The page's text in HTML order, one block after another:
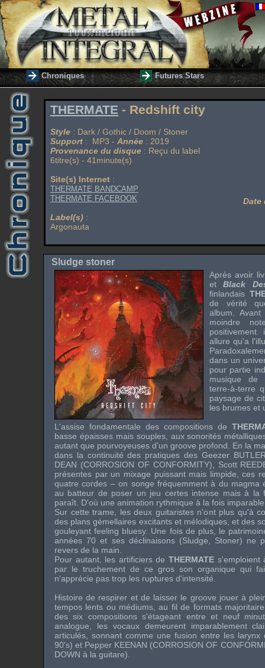
Chroniques Futures Stars
THERMATE - Redshift city
Style : Dark / Gothic / Doom / Stoner
Support : MP3 - Année : 2019
Provenance du disque : Reçu du label
6titre(s) - 41minute(s)
Site(s) Internet :
THERMATE BANDCAMP
THERMATE FACEBOOK
Label(s) :
Argonauta
Date
Sludge stoner
Après avoir
etBlack
finlandais
de vérité
album.
moindre
allure qu'a
dans un
pour partie
musique de
terre-à-terre
paysage de
les brumes et
L'assise fondamentale des compositions de
basse épaisses mais souples, aux sonorités
autant que pourvoyeuses d'un groove profond. En la
dans la continuité des pratiques des Geezer
DEAN (CORROSION OF CONFORMITY), Scott
présentes par un mixage puissant mais limpide, ces
quatre cordes – on songe fréquemment à du magma
au batteur de poser un jeu certes intense mais à la
paraît. D'où une animation rythmique à la fois
Sur cette trame, les deux guitaristes n'ont plus qu'à
des plans gémellaires excitants et mélodiques, et des
gouleyant feeling bluesy. Une fois de plus, le
années 70 et ses déclinaisons (Sludge, Stoner) ne
revers de la main.
Pour autant, les artificiers de THERMATE s'emploient
par le truchement de ce gros son organique qui
n'apprécie pas trop les ruptures d'intensité.
Histoire de respirer et de laisser le groove jouer à
tempos lents ou médiums, au fil de formats
des six compositions s'étageant entre et neuf
analogue, les vocaux demeurent imparablement
articulés, sonnant comme une fusion entre les
90's) et Pepper KEENAN (CORROSION OF
DOWN à la guitare).